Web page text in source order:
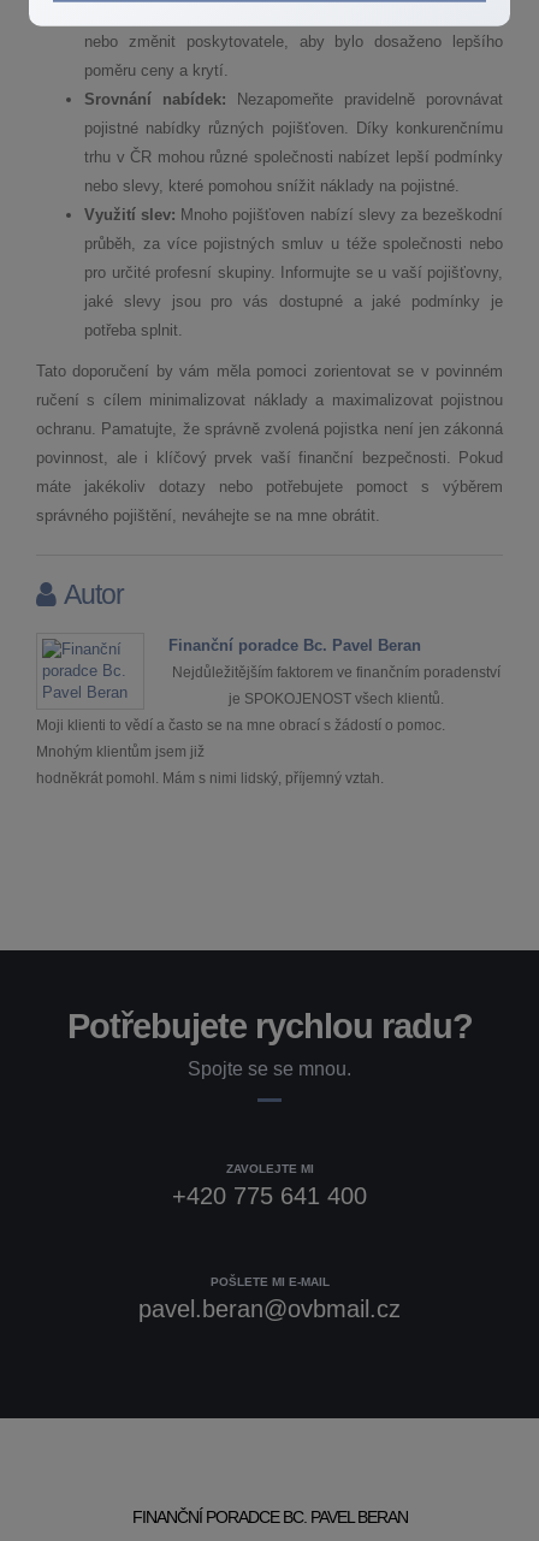
nebo změnit poskytovatele, aby bylo dosaženo lepšího
poměru ceny a krytí.
Srovnání nabídek: Nezapomeňte pravidelně porovnávat
pojistné nabídky různých pojišťoven. Díky konkurenčnímu
trhu v ČR mohou různé společnosti nabízet lepší podmínky
nebo slevy, které pomohou snížit náklady na pojistné.
Využití slev: Mnoho pojišťoven nabízí slevy za bezeškodní
průběh, za více pojistných smluv u téže společnosti nebo
pro určité profesní skupiny. Informujte se u vaší pojišťovny,
jaké slevy jsou pro vás dostupné a jaké podmínky je
potřeba splnit.
Tato doporučení by vám měla pomoci zorientovat se v povinném
ručení s cílem minimalizovat náklady a maximalizovat pojistnou
ochranu. Pamatujte, že správně zvolená pojistka není jen zákonná
povinnost, ale i klíčový prvek vaší finanční bezpečnosti. Pokud
máte jakékoliv dotazy nebo potřebujete pomoct s výběrem
správného pojištění, neváhejte se na mne obrátit.
Autor
Finanční poradce Bc. Pavel Beran
Nejdůležitějším faktorem ve finančním poradenství
je SPOKOJENOST všech klientů.
Moji klienti to vědí a často se na mne obrací s žádostí o pomoc.
Mnohým klientům jsem již
hodněkrát pomohl. Mám s nimi lidský, příjemný vztah.
Potřebujete rychlou radu?
Spojte se se mnou.
ZAVOLEJTE MI
+420 775 641 400
POŠLETE MI E-MAIL
pavel.beran@ovbmail.cz
FINANČNÍ PORADCE BC. PAVEL BERAN